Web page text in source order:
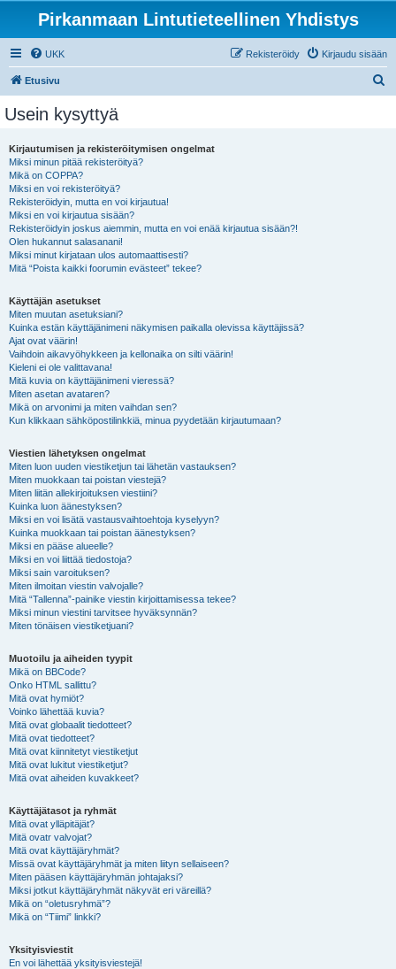
Pirkanmaan Lintutieteellinen Yhdistys
UKK Kirjaudu sisään
Rekisteröidy
Etusivu
Usein kysyttyä
Kirjautumisen ja rekisteröitymisen ongelmat
Miksi minun pitää rekisteröityä?
Mikä on COPPA?
Miksi en voi rekisteröityä?
Rekisteröidyin, mutta en voi kirjautua!
Miksi en voi kirjautua sisään?
Rekisteröidyin joskus aiemmin, mutta en voi enää kirjautua sisään?!
Olen hukannut salasanani!
Miksi minut kirjataan ulos automaattisesti?
Mitä “Poista kaikki foorumin evästeet” tekee?
Käyttäjän asetukset
Miten muutan asetuksiani?
Kuinka estän käyttäjänimeni näkymisen paikalla olevissa käyttäjissä?
Ajat ovat väärin!
Vaihdoin aikavyöhykkeen ja kellonaika on silti väärin!
Kieleni ei ole valittavana!
Mitä kuvia on käyttäjänimeni vieressä?
Miten asetan avataren?
Mikä on arvonimi ja miten vaihdan sen?
Kun klikkaan sähköpostilinkkiä, minua pyydetään kirjautumaan?
Viestien lähetyksen ongelmat
Miten luon uuden viestiketjun tai lähetän vastauksen?
Miten muokkaan tai poistan viestejä?
Miten liitän allekirjoituksen viestiini?
Kuinka luon äänestyksen?
Miksi en voi lisätä vastausvaihtoehtoja kyselyyn?
Kuinka muokkaan tai poistan äänestyksen?
Miksi en pääse alueelle?
Miksi en voi liittää tiedostoja?
Miksi sain varoituksen?
Miten ilmoitan viestin valvojalle?
Mitä “Tallenna”-painike viestin kirjoittamisessa tekee?
Miksi minun viestini tarvitsee hyväksynnän?
Miten tönäisen viestiketjuani?
Muotoilu ja aiheiden tyypit
Mikä on BBCode?
Onko HTML sallittu?
Mitä ovat hymiöt?
Voinko lähettää kuvia?
Mitä ovat globaalit tiedotteet?
Mitä ovat tiedotteet?
Mitä ovat kiinnitetyt viestiketjut
Mitä ovat lukitut viestiketjut?
Mitä ovat aiheiden kuvakkeet?
Käyttäjätasot ja ryhmät
Mitä ovat ylläpitäjät?
Mitä ovatr valvojat?
Mitä ovat käyttäjäryhmät?
Missä ovat käyttäjäryhmät ja miten liityn sellaiseen?
Miten pääsen käyttäjäryhmän johtajaksi?
Miksi jotkut käyttäjäryhmät näkyvät eri väreillä?
Mikä on “oletusryhmä”?
Mikä on “Tiimi” linkki?
Yksityisviestit
En voi lähettää yksityisviestejä!